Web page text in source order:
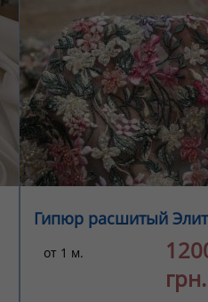
Гипюр расшитый
от 1 м.
грн.